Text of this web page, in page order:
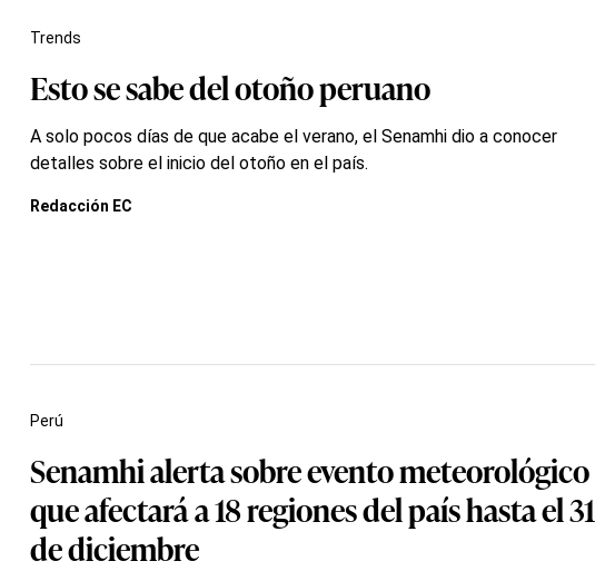
Esto se sabe del otoño peruano
A solo pocos días de que acabe el verano, el Senamhi dio a conocer
detalles sobre el inicio del otoño en el país.
Trends
Redacción EC
Senamhi alerta sobre evento meteorológico
que afectará a 18 regiones del país hasta el 31
de diciembre
Perú